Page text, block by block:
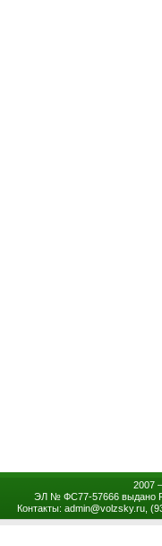
2007
ЭЛ № ФС77-57666 выдано
Контакты: admin@volzsky.ru,